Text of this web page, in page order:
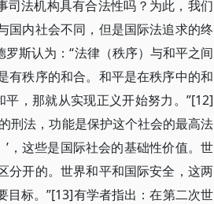
司法机构具有合法性吗？为此，我们
国内社会不同，但是国际法追求的终
斯认为：“法律（秩序）与和平之间
有秩序的和合。和平是在秩序中的和
，那就从实现正义开始努力。”[12]
刑法，功能是保护这个社会的最高法
，这些是国际社会的基础性价值。世
分开的。世界和平和国际安全，这两
标。”[13]有学者指出：在第二次世